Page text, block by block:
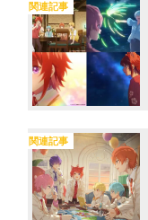
関連記事
関連記事